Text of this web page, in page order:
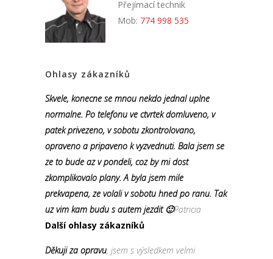
Přejímací technik
Mob: 774 998 535
Ohlasy zákazníků
Skvele, konecne se mnou nekdo jednal uplne
normalne. Po telefonu ve ctvrtek domluveno, v
patek privezeno, v sobotu zkontrolovano,
opraveno a pripaveno k vyzvednuti. Bala jsem se
ze to bude az v pondeli, coz by mi dost
zkomplikovalo plany. A byla jsem mile
prekvapena, ze volali v sobotu hned po ranu. Tak
uz vim kam budu s autem jezdit 🙂Patricia
Další ohlasy zákazníků
Děkuji za opravu, jsem s výsledkem velmi